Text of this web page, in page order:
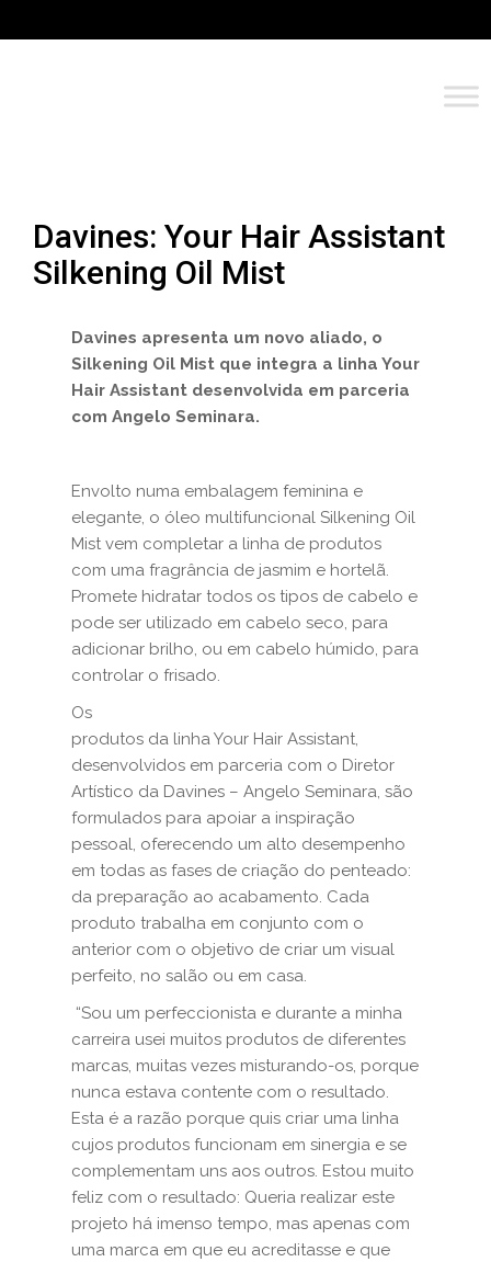
Davines: Your Hair Assistant
Silkening Oil Mist
Davines apresenta um novo aliado, o
Silkening Oil Mist que integra a linha Your
Hair Assistant desenvolvida em parceria
com Angelo Seminara.
Envolto numa embalagem feminina e
elegante, o óleo multifuncional Silkening Oil
Mist vem completar a linha de produtos
com uma fragrância de jasmim e hortelã.
Promete hidratar todos os tipos de cabelo e
pode ser utilizado em cabelo seco, para
adicionar brilho, ou em cabelo húmido, para
controlar o frisado.
Os
produtos da linha Your Hair Assistant,
desenvolvidos em parceria com o Diretor
Artístico da Davines – Angelo Seminara, são
formulados para apoiar a inspiração
pessoal, oferecendo um alto desempenho
em todas as fases de criação do penteado:
da preparação ao acabamento. Cada
produto trabalha em conjunto com o
anterior com o objetivo de criar um visual
perfeito, no salão ou em casa.
“Sou um perfeccionista e durante a minha
carreira usei muitos produtos de diferentes
marcas, muitas vezes misturando-os, porque
nunca estava contente com o resultado.
Esta é a razão porque quis criar uma linha
cujos produtos funcionam em sinergia e se
complementam uns aos outros. Estou muito
feliz com o resultado: Queria realizar este
projeto há imenso tempo, mas apenas com
uma marca em que eu acreditasse e que